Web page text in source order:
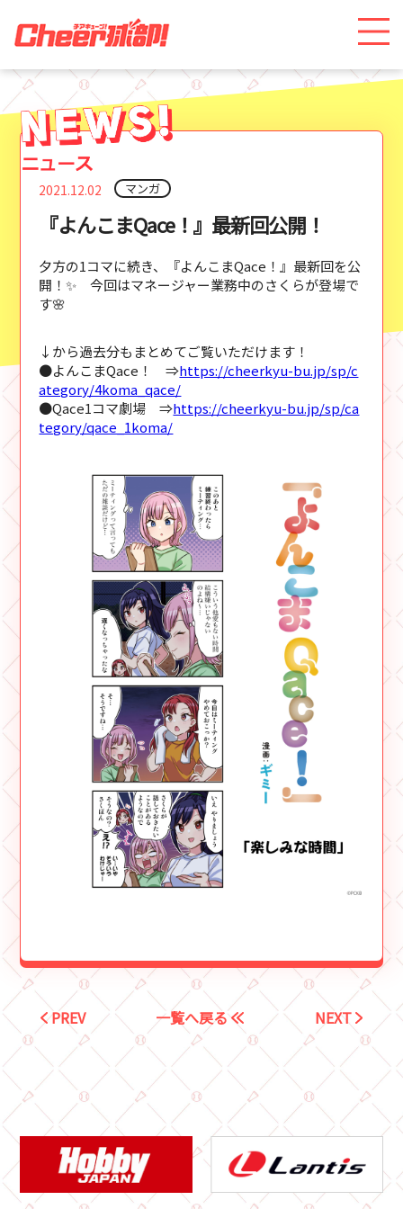
2021.12.02 マンガ
『よんこまQace！』最新回公開！
夕方の1コマに続き、『よんこまQace！』最新回を公
開！✨ 今回はマネージャー業務中のさくらが登場で
す🌸
↓から過去分もまとめてご覧いただけます！
●よんこまQace！ ⇒https://cheerkyu-bu.jp/sp/c
ategory/4koma_qace/
●Qace1コマ劇場 ⇒https://cheerkyu-bu.jp/sp/ca
tegory/qace_1koma/
PREV 一覧へ戻る NEXT